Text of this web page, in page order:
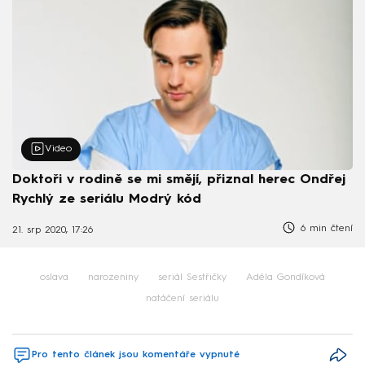
Video
Doktoři v rodině se mi smějí, přiznal herec Ondřej
Rychlý ze seriálu Modrý kód
21. srp 2020, 17:26 6 min čtení
oslava narozeniny seriál Sestřičky Adéla Gondíková
natáčení seriálu
Pro tento článek jsou komentáře vypnuté